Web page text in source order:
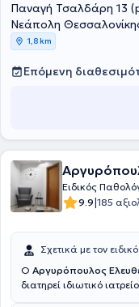
Αθηροσκλήρωσης.
Παναγή Τσαλδάρη 13
Νεάπολη
1,8 km
Επόμενη
Ειδικός
9.9|185
Σχετικά με τον ειδικό
Ο Αργυρόπουλος
διατηρεί ιδιωτικό